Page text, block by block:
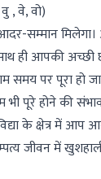
, वे, वो)
सम्मान
ही आपकी अच्छी
पर पूरा हो
पूरे होने की
के क्षेत्र में
जीवन में